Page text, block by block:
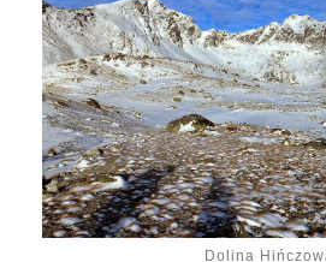
Dolina